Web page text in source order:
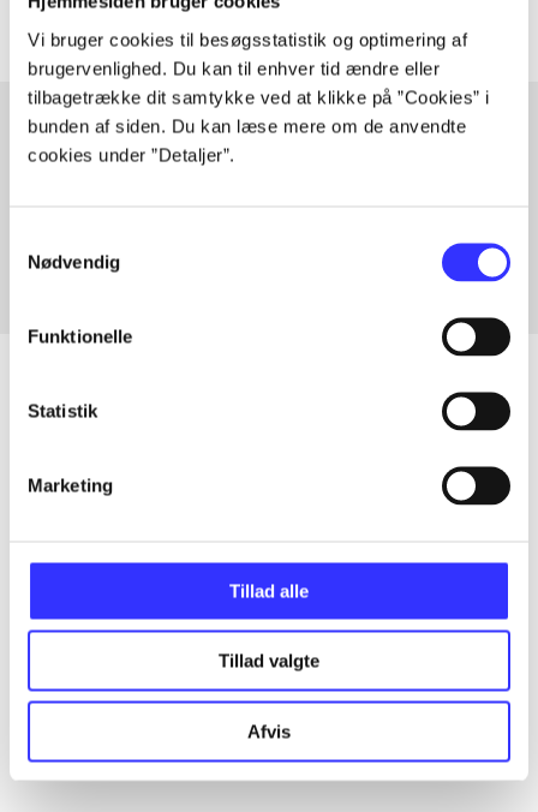
Vi bruger cookies til besøgsstatistik og optimering af
brugervenlighed. Du kan til enhver tid ændre eller
tilbagetrække dit samtykke ved at klikke på ”Cookies” i
bunden af siden. Du kan læse mere om de anvendte
cookies under ”Detaljer”.
Nødvendig
Funktionelle
Statistik
Marketing
Tillad alle
Tillad valgte
Afvis
Artikler med samme emner
Alle registrerede artikler fordelt på udgivelser
...
...
...